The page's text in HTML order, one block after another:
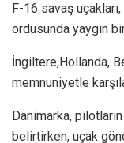
F-16 savaş
ordusunda yaygın
İngiltere,Hollanda,
memnuniyetle
Danimarka,
belirtirken, uçak